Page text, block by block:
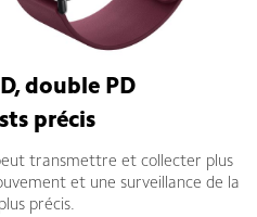
double PD
précis
transmettre et collecter plus
et une surveillance de la
précis.